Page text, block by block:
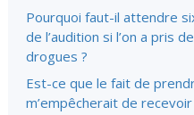
Pourquoi faut-il attendre
de l’audition si l’on a pris
drogues ?
Est-ce que le fait de
m’empêcherait de recevoir